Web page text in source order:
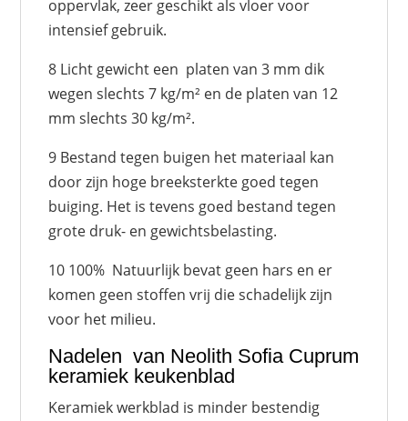
oppervlak, zeer geschikt als vloer voor
intensief gebruik.
8 Licht gewicht een platen van 3 mm dik
wegen slechts 7 kg/m² en de platen van 12
mm slechts 30 kg/m².
9 Bestand tegen buigen het materiaal kan
door zijn hoge breeksterkte goed tegen
buiging. Het is tevens goed bestand tegen
grote druk- en gewichtsbelasting.
10 100% Natuurlijk bevat geen hars en er
komen geen stoffen vrij die schadelijk zijn
voor het milieu.
Nadelen van Neolith Sofia Cuprum
keramiek keukenblad
Keramiek werkblad is minder bestendig